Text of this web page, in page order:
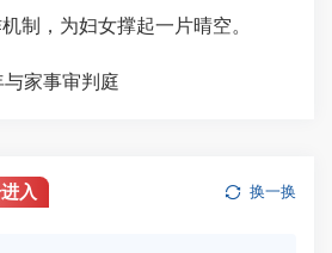
制，为妇女撑起一片晴空。
家事审判庭
入 换一换